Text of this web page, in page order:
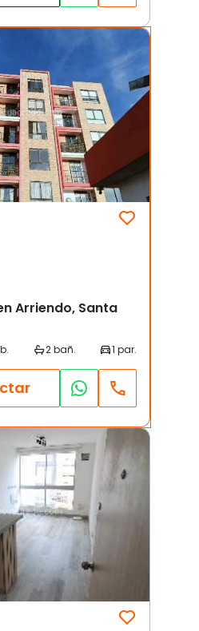
Arriendo, Santa